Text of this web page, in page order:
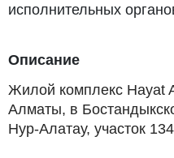
исполнительных
Описание
Жилой комплекс Hayat
Алматы, в
Нур-Алатау, участок